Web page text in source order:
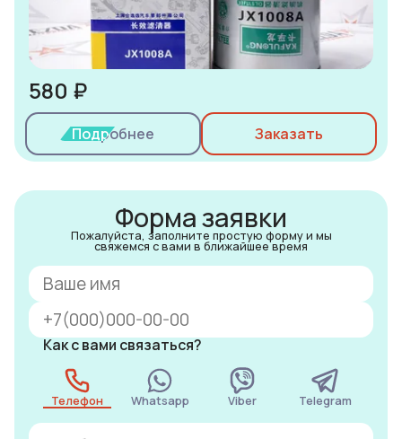
580 ₽
Подробнее Заказать
Форма заявки
Пожалуйста, заполните простую форму и мы
свяжемся с вами в ближайшее время
Как с вами связаться?
Телефон Whatsapp Viber Telegram